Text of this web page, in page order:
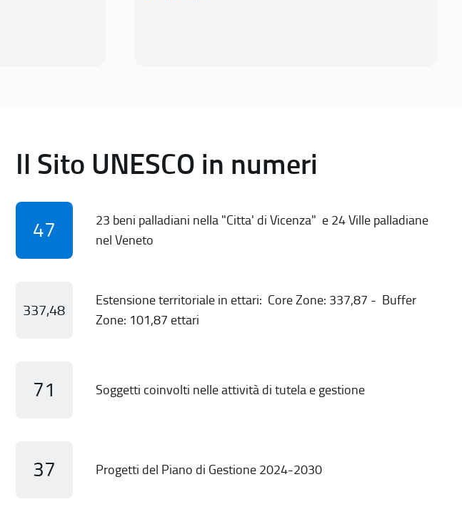
Il Sito UNESCO in numeri
47
23 beni palladiani nella "Citta' di Vicenza" e 24 Ville palladiane
nel Veneto
337,48
Estensione territoriale in ettari: Core Zone: 337,87 - Buffer
Zone: 101,87 ettari
71 Soggetti coinvolti nelle attività di tutela e gestione
37 Progetti del Piano di Gestione 2024-2030